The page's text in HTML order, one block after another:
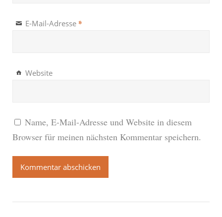
E-Mail-Adresse *
Website
Name, E-Mail-Adresse und Website in diesem
Browser für meinen nächsten Kommentar speichern.